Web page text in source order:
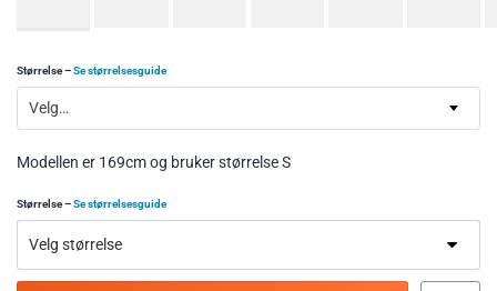
Størrelse–Se størrelsesguide
Velg…
Modellen er 169cm og bruker størrelse S
Størrelse–Se størrelsesguide